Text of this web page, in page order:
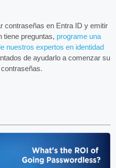
contraseñas en Entra ID y emitir
tiene preguntas, programe una
nuestros expertos en identidad
de ayudarlo a comenzar su